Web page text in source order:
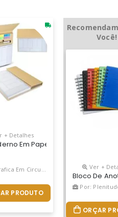
Conjunto De Cinco
98 Folhas
+ Detalhes
Em Papel Kraft, Contendo:
Em CirculaÇÃo
PRODUTO
Você!
Ver +
Bloco De
Por: Plenitude
ORÇAR